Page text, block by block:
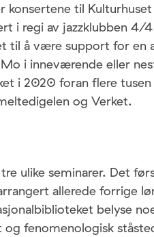
konsertene til
i regi av jazzklubben 4/
til å være support for en
i inneværende eller
i 2020 foran flere tusen
og Verket.
ulike seminarer. Det
allerede forrige
belyse
fenomenologisk